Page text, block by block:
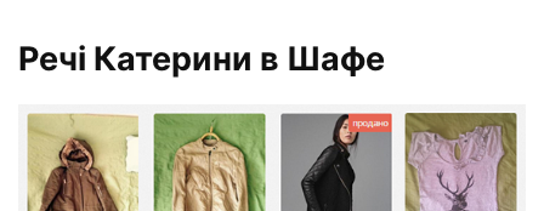
Речі Катерини в Шафе